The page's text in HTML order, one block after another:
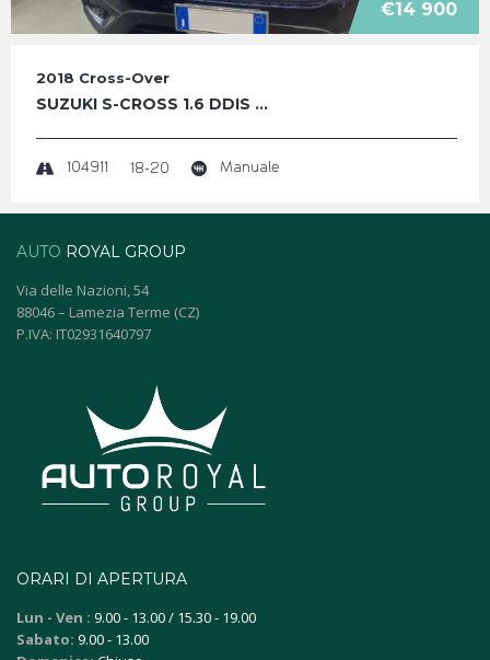
€14 900
2018 Cross-Over
SUZUKI S-CROSS 1.6 DDIS ...
104911 18-20 Manuale
AUTO ROYAL GROUP
Via delle Nazioni, 54
88046 – Lamezia Terme (CZ)
P.IVA: IT02931640797
ORARI DI APERTURA
Lun - Ven : 9.00 - 13.00 / 15.30 - 19.00
Sabato: 9.00 - 13.00